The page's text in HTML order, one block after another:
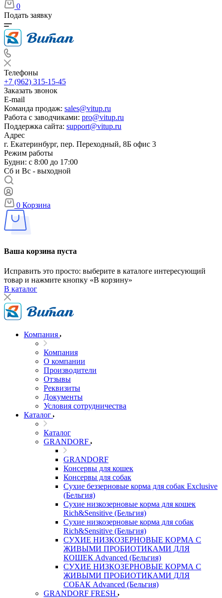
0
Подать заявку
Телефоны
+7 (962) 315-15-45
Заказать звонок
E-mail
Команда продаж: sales@vitup.ru
Работа с заводчиками: pro@vitup.ru
Поддержка сайта: support@vitup.ru
Адрес
г. Екатеринбург, пер. Переходный, 8Б офис 3
Режим работы
Будни: с 8:00 до 17:00
Сб и Вс - выходной
0 Корзина
Ваша корзина пуста
Исправить это просто: выберите в каталоге интересующий
товар и нажмите кнопку «В корзину»
В каталог
Компания
Компания
О компании
Производители
Отзывы
Реквизиты
Документы
Условия сотрудничества
Каталог
Каталог
GRANDORF
GRANDORF
Консервы для кошек
Консервы для собак
Сухие беззерновые корма для собак Exclusive
(Бельгия)
Сухие низкозерновые корма для кошек
Rich&Sensitive (Бельгия)
Сухие низкозерновые корма для собак
Rich&Sensitive (Бельгия)
СУХИЕ НИЗКОЗЕРНОВЫЕ КОРМА С
ЖИВЫМИ ПРОБИОТИКАМИ ДЛЯ
КОШЕК Advanced (Бельгия)
СУХИЕ НИЗКОЗЕРНОВЫЕ КОРМА С
ЖИВЫМИ ПРОБИОТИКАМИ ДЛЯ
СОБАК Advanced (Бельгия)
GRANDORF FRESH